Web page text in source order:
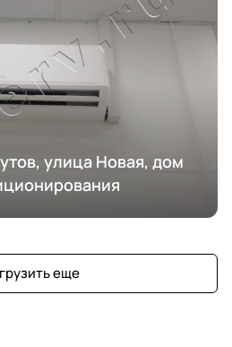
улица Новая, дом
еще